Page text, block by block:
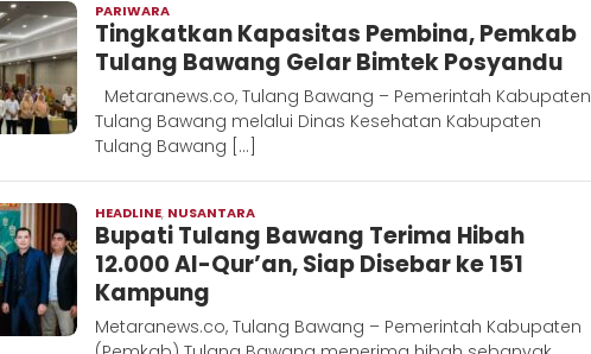
PARIWARA
Metaranews
‎Tingkatkan Kapasitas Pembina, Pemkab
Tulang Bawang Gelar Bimtek Posyandu ‎
‎Metaranews.co, Tulang Bawang – Pemerintah Kabupaten
Tulang Bawang melalui Dinas Kesehatan Kabupaten
Tulang Bawang […]
HEADLINE, NUSANTARA
Hadi
Bupati Tulang Bawang Terima Hibah
12.000 Al-Qur’an, Siap Disebar ke 151
Kampung
Metaranews.co, Tulang Bawang – Pemerintah Kabupaten